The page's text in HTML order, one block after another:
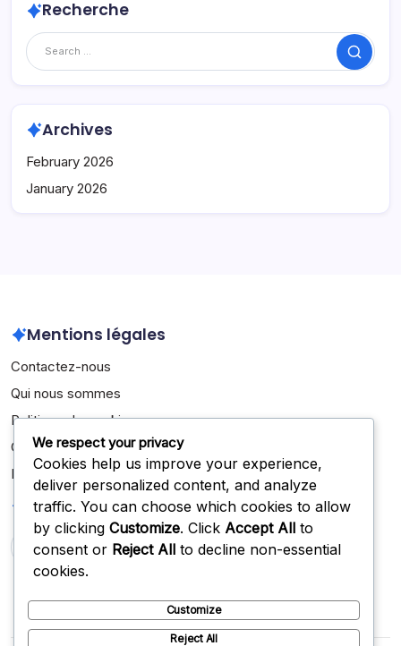
Recherche
Search
Archives
February 2026
January 2026
Mentions légales
Contactez-nous
Qui nous sommes
Politique de cookies
Conditions de service
Politique de protection des données
Recherche
We respect your privacy
Cookies help us improve your experience,
deliver personalized content, and analyze
traffic. You can choose which cookies to allow
by clicking Customize. Click Accept All to
consent or Reject All to decline non-essential
cookies.
Customize
Reject All